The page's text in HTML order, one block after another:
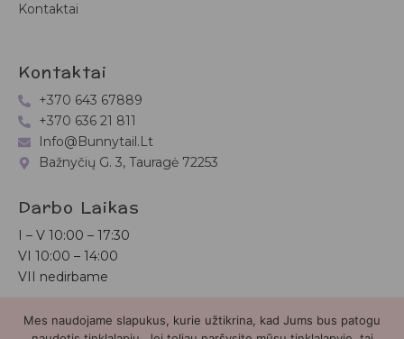
Kontaktai
Kontaktai
+370 643 67889
+370 636 21 811
Info@bunnytail.lt
Bažnyčių G. 3, Tauragė 72253
Darbo Laikas
I – V 10:00 – 17:30
VI 10:00 – 14:00
VII nedirbame
Mes naudojame slapukus, kurie užtikrina, kad Jums bus patogu